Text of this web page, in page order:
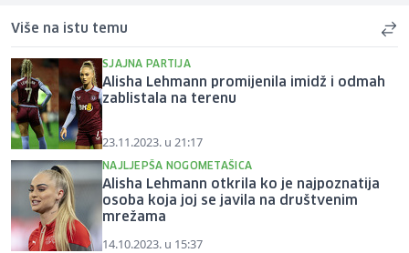
Više na istu temu
SJAJNA PARTIJA
Alisha Lehmann promijenila imidž i odmah
zablistala na terenu
23.11.2023. u 21:17
NAJLJEPŠA NOGOMETAŠICA
Alisha Lehmann otkrila ko je najpoznatija
osoba koja joj se javila na društvenim
mrežama
14.10.2023. u 15:37